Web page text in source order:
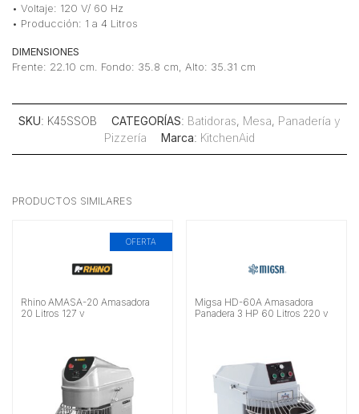
• Voltaje: 120 V/ 60 Hz
• Producción: 1 a 4 Litros
DIMENSIONES
Frente: 22.10 cm. Fondo: 35.8 cm, Alto: 35.31 cm
SKU: K45SSOB CATEGORÍAS: Batidoras, Mesa, Panadería y
Pizzería
Marca: KitchenAid
PRODUCTOS SIMILARES
OFERTA
Rhino AMASA-20 Amasadora
20 Litros 127 v
Migsa HD-60A Amasadora
Panadera 3 HP 60 Litros 220 v